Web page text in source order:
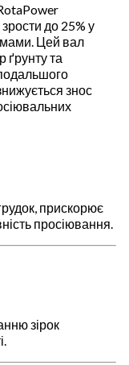
до 25% у
Цей вал
ґрунту та
знос
прискорює
просіювання.
зірок